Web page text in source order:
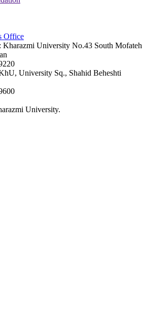
Office
Kharazmi University No.43 South Mofateh
University Sq., Shahid Beheshti
University.